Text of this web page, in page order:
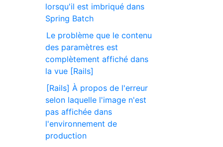
lorsqu'il est imbriqué dans
Spring Batch
Le problème que le contenu
des paramètres est
complètement affiché dans
la vue [Rails]
[Rails] À propos de l'erreur
selon laquelle l'image n'est
pas affichée dans
l'environnement de
production